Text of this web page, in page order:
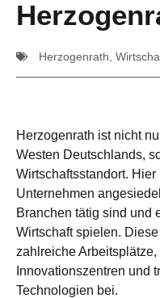
Herzogenrath
Herzogenrath ist nicht
Westen Deutschlands,
Wirtschaftsstandort.
Unternehmen
Branchen tätig sind und
Wirtschaft spielen.
zahlreiche
Innovationszentren und
Technologien bei.